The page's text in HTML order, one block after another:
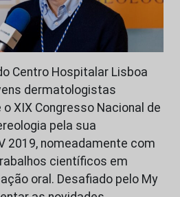
Centro Hospitalar Lisboa
dermatologistas
XIX Congresso Nacional de
pela sua
2019, nomeadamente com
científicos em
oral. Desafiado pelo My